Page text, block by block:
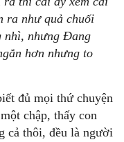
ra như quả chuối
nhì, nhưng Đang
hơn nhưng to
đủ mọi thứ chuyện
chập, thấy con
cả thôi, đều là người